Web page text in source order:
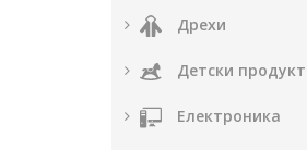
Дрехи
Детски
Електроника